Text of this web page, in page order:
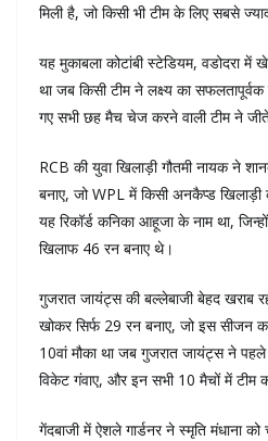
मिली है, जो किसी भी टीम के लिए सबसे
यह मुकाबला कोटांबी स्टेडियम, वडोदरा में
था जब किसी टीम ने लक्ष्य का
गए सभी छह मैच चेज करने वाली टीम ने
RCB की युवा खिलाड़ी गौतमी नायक ने
बनाए, जो WPL में किसी अनकैप्ड
यह रिकॉर्ड कनिका आहूजा के नाम था,
खिलाफ 46 रन बनाए थे।
गुजरात जायंट्स की बल्लेबाजी बेहद खराब
खोकर सिर्फ 29 रन बनाए, जो इस सीजन
10वां मौका था जब गुजरात जायंट्स ने
विकेट गंवाए, और इन सभी 10 मैचों में टीम
गेंदबाजी में ऐशले गार्डनर ने स्मृति मंधाना